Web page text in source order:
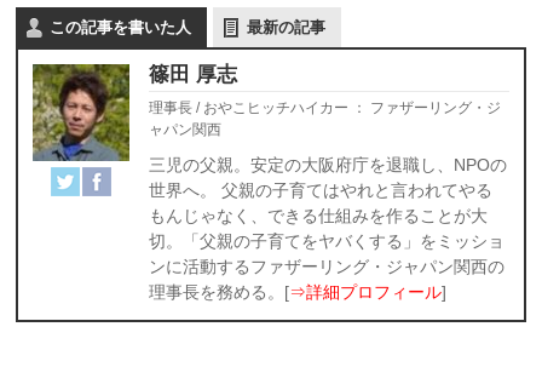
この記事を書いた人 最新の記事
篠田 厚志
理事長 / おやこヒッチハイカー ： ファザーリング・ジ
ャパン関西
三児の父親。安定の大阪府庁を退職し、NPOの
世界へ。 父親の子育てはやれと言われてやる
もんじゃなく、できる仕組みを作ることが大
切。「父親の子育てをヤバくする」をミッショ
ンに活動するファザーリング・ジャパン関西の
理事長を務める。[⇒詳細プロフィール]